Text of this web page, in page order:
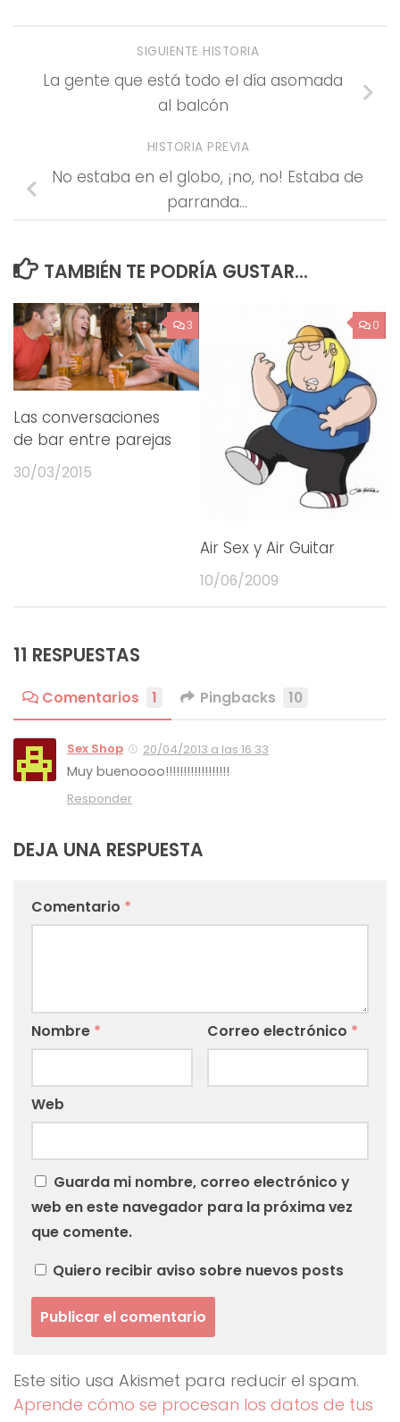
SIGUIENTE HISTORIA
La gente que está todo el día asomada
al balcón
HISTORIA PREVIA
No estaba en el globo, ¡no, no! Estaba de
parranda…
TAMBIÉN TE PODRÍA GUSTAR...
3
Las conversaciones
de bar entre parejas
30/03/2015
0
Air Sex y Air Guitar
10/06/2009
11 RESPUESTAS
Comentarios 1 Pingbacks 10
Sex Shop 20/04/2013 a las 16:33
Muy buenoooo!!!!!!!!!!!!!!!!!!
Responder
DEJA UNA RESPUESTA
Comentario *
Nombre * Correo electrónico *
Web
Guarda mi nombre, correo electrónico y
web en este navegador para la próxima vez
que comente.
Quiero recibir aviso sobre nuevos posts
Este sitio usa Akismet para reducir el spam.
Aprende cómo se procesan los datos de tus